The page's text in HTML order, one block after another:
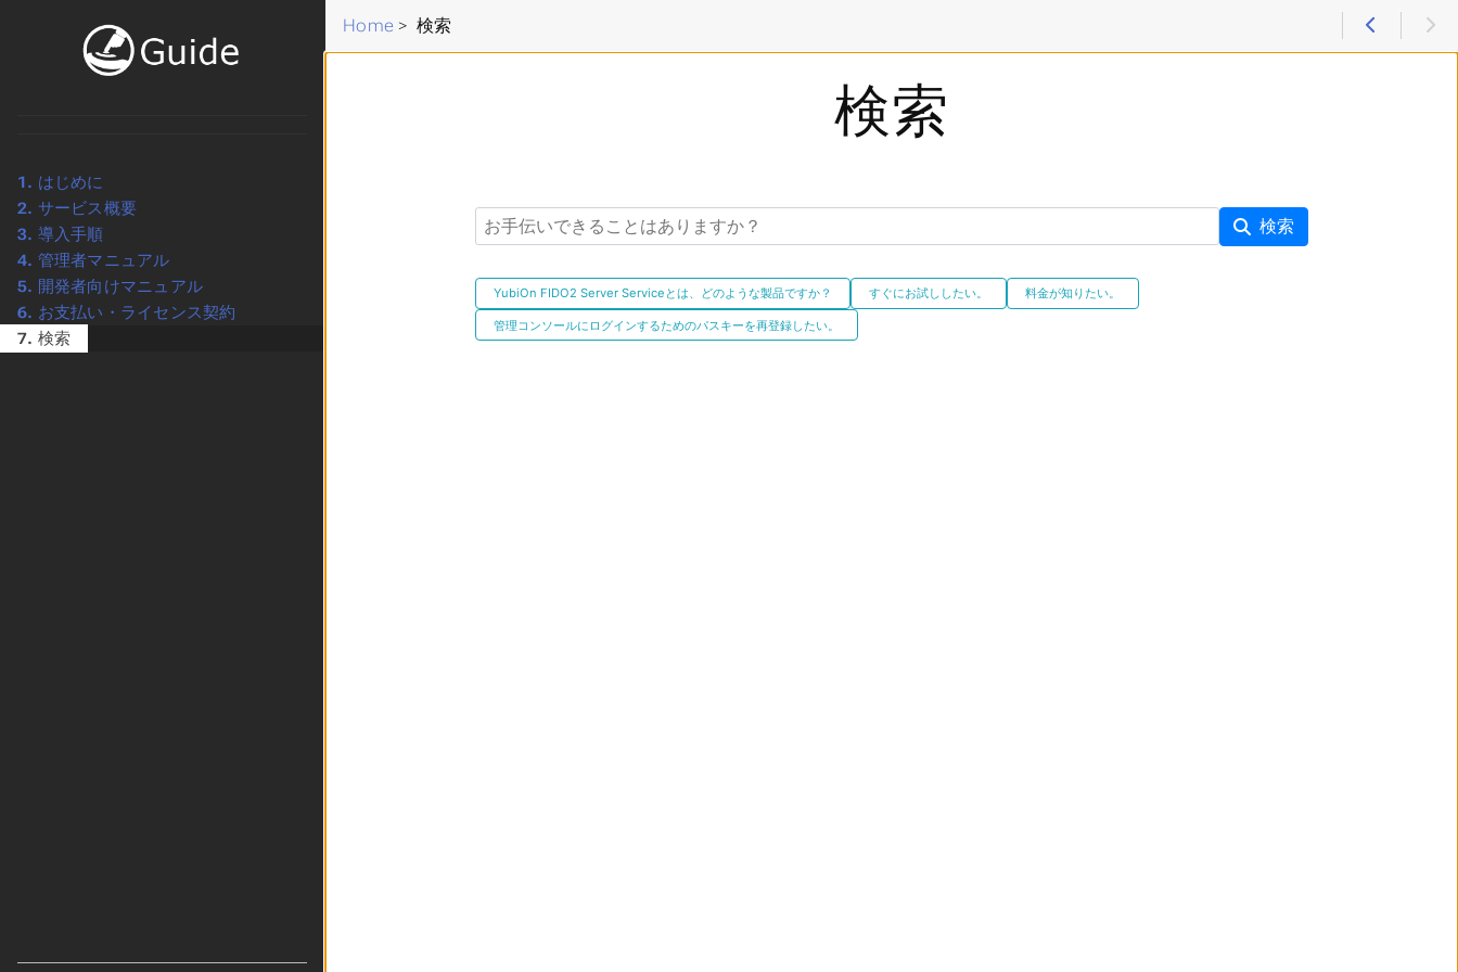
Home > 検索
検索
検索
YubiOn FIDO2 Server Serviceとは、どのような製品ですか？ すぐにお試ししたい。 料金が知りたい。
管理コンソールにログインするためのパスキーを再登録したい。
1. はじめに
2. サービス概要
3. 導入手順
4. 管理者マニュアル
5. 開発者向けマニュアル
6. お支払い・ライセンス契約
7. 検索